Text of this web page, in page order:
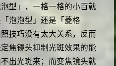
型」，一格一格的小百就
泡泡型」还是「菱格
技巧没有太大关系，反而
焦镜头抑制光斑效果的能
出光斑来；而变焦镜头就